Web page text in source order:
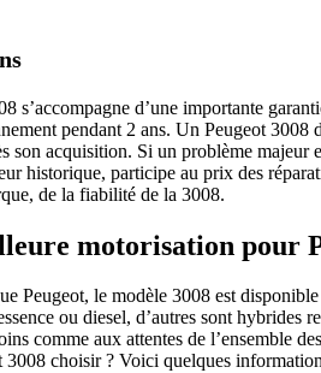
s’accompagne d’une importante
pendant 2 ans. Un Peugeot 3008
son acquisition. Si un problème majeur
historique, participe au prix des
de la fiabilité de la 3008.
motorisation pour
Peugeot, le modèle 3008 est
ou diesel, d’autres sont hybrides
comme aux attentes de l’ensemble
3008 choisir ? Voici quelques